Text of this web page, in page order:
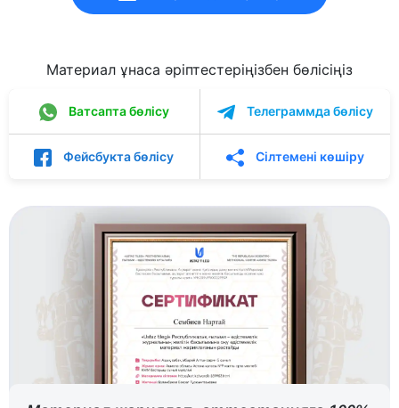
Материал ұнаса әріптестеріңізбен бөлісіңіз
Ватсапта бөлісу Телеграммда бөлісу
Фейсбукта бөлісу Сілтемені көшіру